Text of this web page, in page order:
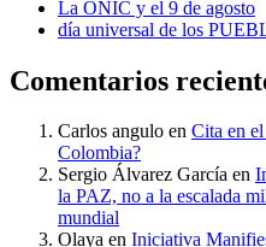
La ONIC y el 9 de agosto
día universal de los
Comentarios
Carlos angulo en Cita en
Colombia?
Sergio Álvarez García en
la PAZ, no a la escalada
mundial
Olaya en Iniciativa